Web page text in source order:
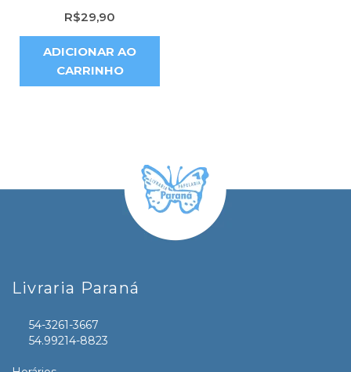
R$29,90
ADICIONAR AO
CARRINHO
Livraria Paraná
54-3261-3667
54.99214-8823